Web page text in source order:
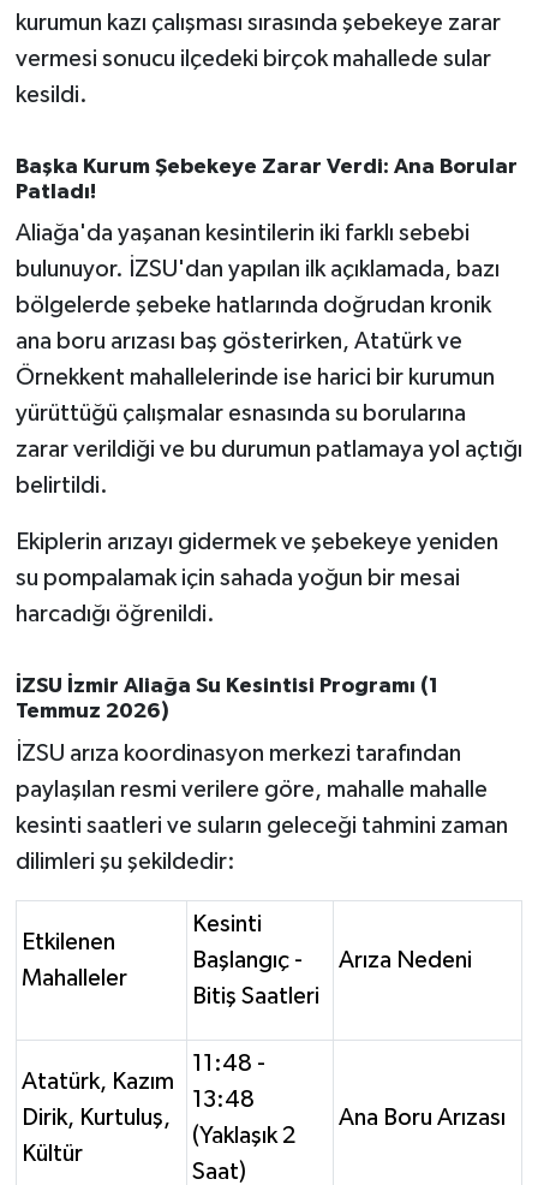
kurumun kazı çalışması sırasında şebekeye zarar
vermesi sonucu ilçedeki birçok mahallede sular
kesildi.
Başka Kurum Şebekeye Zarar Verdi: Ana Borular
Patladı!
Aliağa'da yaşanan kesintilerin iki farklı sebebi
bulunuyor. İZSU'dan yapılan ilk açıklamada, bazı
bölgelerde şebeke hatlarında doğrudan kronik
ana boru arızası baş gösterirken, Atatürk ve
Örnekkent mahallelerinde ise harici bir kurumun
yürüttüğü çalışmalar esnasında su borularına
zarar verildiği ve bu durumun patlamaya yol açtığı
belirtildi.
Ekiplerin arızayı gidermek ve şebekeye yeniden
su pompalamak için sahada yoğun bir mesai
harcadığı öğrenildi.
İZSU İzmir Aliağa Su Kesintisi Programı (1
Temmuz 2026)
İZSU arıza koordinasyon merkezi tarafından
paylaşılan resmi verilere göre, mahalle mahalle
kesinti saatleri ve suların geleceği tahmini zaman
dilimleri şu şekildedir:
Etkilenen
Mahalleler
Kesinti
Başlangıç -
Bitiş Saatleri
Arıza Nedeni
Atatürk, Kazım
Dirik, Kurtuluş,
Kültür
11:48 -
13:48
(Yaklaşık 2
Saat)
Ana Boru Arızası
Manyas
OLAY
OTOMOTİV
Resmi İlanlar
SAĞLIK
Savaştepe
SİYASET
Sındırgı
SÜRMANŞET
Susurluk
TARİHTE BUGÜN
TEKNOLOJİ
VİZYONDAKİLER
YAŞAM